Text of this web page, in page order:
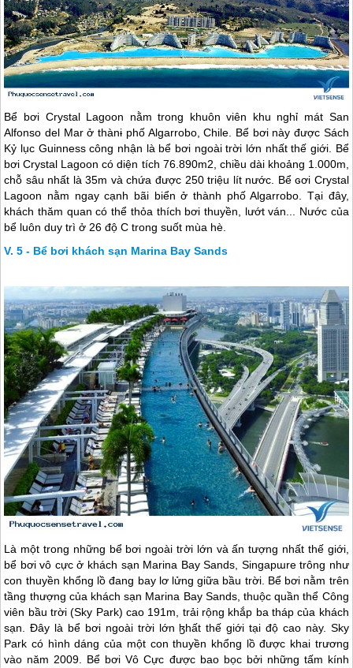
Bể bơi Crystal Lagoon nằm trong khuôn viên khu nghỉ mát San
Alfonso del Mar ở thànɨ phố Algarrobo, Chile. Bể bơi này được Sách
Kỷ lục Guinness công nhận là bể bơi ngoài trời lớn nhất thế giới. Bể
bơi Crystal Lagoon có diện tích 76.890m2, chiều dài khoảng 1.000m,
chỗ sâu nhất là 35m và chứa được 250 triệu lít nước. Bể ɢơi Crystal
Lagoon nằm ngay cạnh bãi biển ở thành phố Algarrobo. Tại đây,
khách thăm quan có thể thỏa thích bơi thuyền, lướt ván... Nước của
bể luôn duy trì ở 26 độ C trong suốt mùa hè.
5 - Bể bơi khách sạn Marina Bay Sands
Là một trong những bể bơi ngoài trời lớn và ấn tượng nhất thế giới,
bể bơi vô cực ở khách sạn Marina Bay Sands, Singapɯre trông như
con thuyền khổng lồ đang bay lơ lửng giữa bầu trời. Bể bơi nằm trên
tầng thượng của khách sạn Marina Bay Sands, thuộc quần thể Công
viên bầu trời (Sky Park) cao 191m, trải rộng khắp ba tháp của khách
sạn. Đây là bể bơi ngoài trời lớn ɮhất thế giới tại độ cao này. Sky
Park có hình dáng của một con thuyền khổng lồ được khai trương
vào năm 2009. Bể bơi Vô Cực được bao bọc bởi những tấm kính